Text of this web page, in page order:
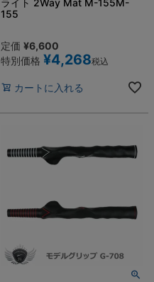
155
定価 ¥6,600
特別価格 ¥4,268税込
カートに入れる